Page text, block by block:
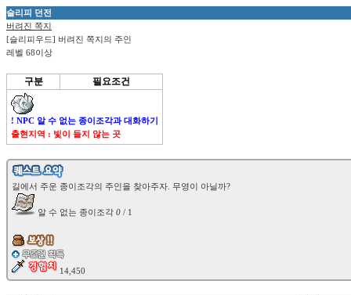
슬리피 던전
버려진 쪽지
[슬리피우드] 버려진 쪽지의 주인
레벨 68이상
구분 필요조건
! NPC 알 수 없는 종이조각과 대화하기
출현지역 : 빛이 들지 않는 곳
알 수 없는 종이조각 0 / 1